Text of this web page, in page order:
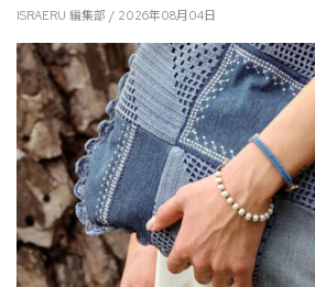
ISRAERU 編集部 / 2026年08月04日